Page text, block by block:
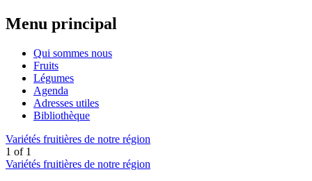
Menu principal
Qui sommes nous
Fruits
Légumes
Agenda
Adresses utiles
Bibliothèque
Variétés fruitières de notre région
1 of 1
Variétés fruitières de notre région